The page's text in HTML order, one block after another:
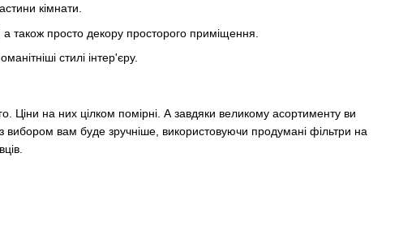
кімнати.
також просто декору просторого приміщення.
стилі інтер'єру.
Ціни на них цілком помірні. А завдяки великому асортименту ви
вибором вам буде зручніше, використовуючи продумані фільтри на